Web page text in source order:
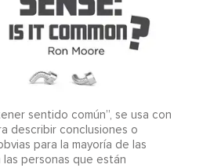
sentido común”, se usa con
describir conclusiones o
para la mayoría de las
las personas que están